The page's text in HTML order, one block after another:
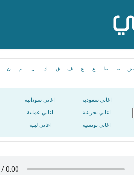
ض ط ظ ع غ ف ق ك ل م ن
اغاني سعودية اغاني سودانية
اغاني بحرينية اغاني عمانية
اغاني تونسيه اغاني ليبيه